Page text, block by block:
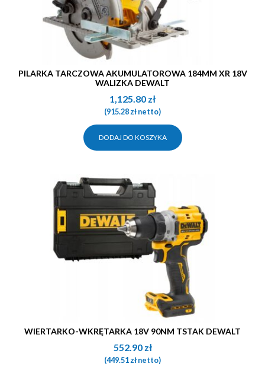
PILARKA TARCZOWA AKUMULATOROWA 184MM XR 18V
WALIZKA DEWALT
1,125.80 zł
(915.28złnetto)
DODAJ DO KOSZYKA
WIERTARKO-WKRĘTARKA 18V 90NM TSTAK DEWALT
552.90 zł
(449.51złnetto)